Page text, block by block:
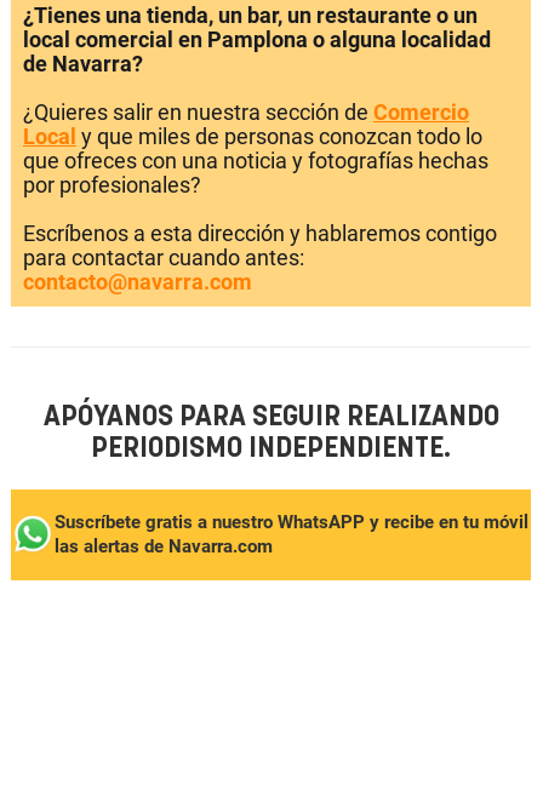
¿Tienes una tienda, un bar, un restaurante o un
local comercial en Pamplona o alguna localidad
de Navarra?
¿Quieres salir en nuestra sección de Comercio
Local y que miles de personas conozcan todo lo
que ofreces con una noticia y fotografías hechas
por profesionales?
Escríbenos a esta dirección y hablaremos contigo
para contactar cuando antes:
contacto@navarra.com
APÓYANOS PARA SEGUIR REALIZANDO
PERIODISMO INDEPENDIENTE.
Suscríbete gratis a nuestro WhatsAPP y recibe en tu móvil
las alertas de Navarra.com